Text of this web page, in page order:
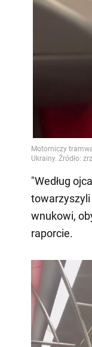
"Według
wnukowi,
raporcie.